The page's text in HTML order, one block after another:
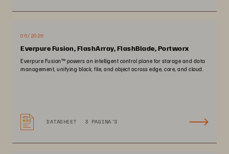
06/2026
Everpure Fusion, FlashArray, FlashBlade, Portworx
Everpure Fusion™ powers an intelligent control plane for storage and data
management, unifying block, file, and object across edge, core, and cloud.
DATASHEET 3 PAGINA'S